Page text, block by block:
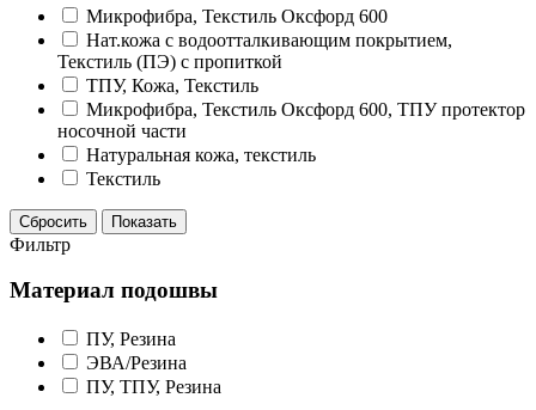
Микрофибра, Текстиль Оксфорд 600
Нат.кожа с водоотталкивающим покрытием,
Текстиль (ПЭ) с пропиткой
ТПУ, Кожа, Текстиль
Микрофибра, Текстиль Оксфорд 600, ТПУ протектор
носочной части
Натуральная кожа, текстиль
Текстиль
Сбросить Показать
Фильтр
Материал подошвы
ПУ, Резина
ЭВА/Резина
ПУ, ТПУ, Резина